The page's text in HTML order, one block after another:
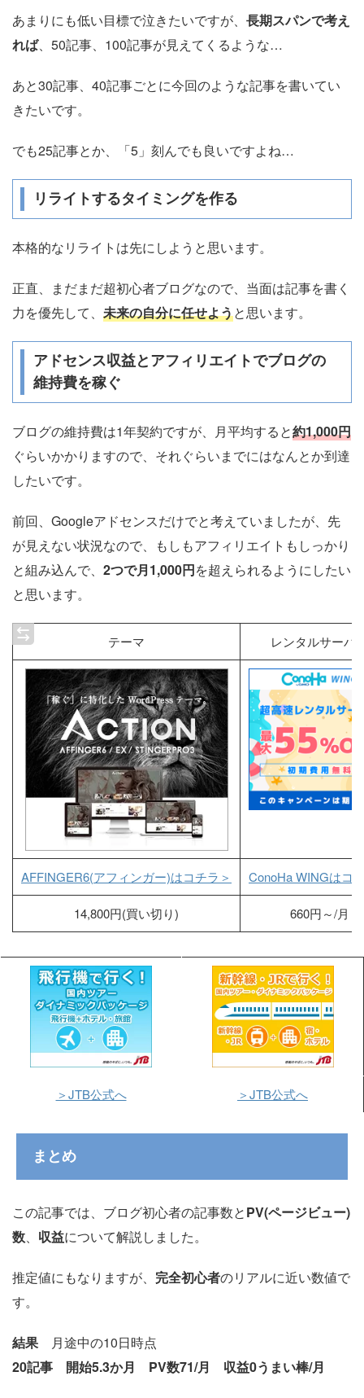
あまりにも低い目標で泣きたいですが、 長期スパンで考え
れば、50記事、100記事が見えてくるような…
あと30記事、40記事ごとに今回のような記事を書いてい
きたいです。
でも25記事とか、「5」刻んでも良いですよね…
リライトするタイミングを作る
本格的なリライトは先にしようと思います。
正直、まだまだ超初心者ブログなので、当面は記事を書く
力を優先して、 未来の自分に任せようと思います。
アドセンス収益とアフィリエイトでブログの
維持費を稼ぐ
ブログの維持費は1年契約ですが、月平均すると約1,000円
ぐらいかかりますので、それぐらいまでにはなんとか到達
したいです。
前回、Googleアドセンスだけでと考えていましたが、先
が見えない状況なので、もしもアフィリエイトもしっかり
と組み込んで、 2つで月1,000円を超えられるようにしたい
と思います。
テーマ レンタルサーバ
AFFINGER6(アフィンガー)はコチラ＞ ConoHa WINGはコ
14,800円(買い切り) 660円～/月
＞JTB公式へ ＞JTB公式へ
まとめ
この記事では、ブログ初心者の記事数とPV(ページビュー)
数、 収益について解説しました。
推定値にもなりますが、 完全初心者のリアルに近い数値で
す。
結果 月途中の10日時点
20記事 開始5.3か月 PV数71/月 収益0うまい棒/月